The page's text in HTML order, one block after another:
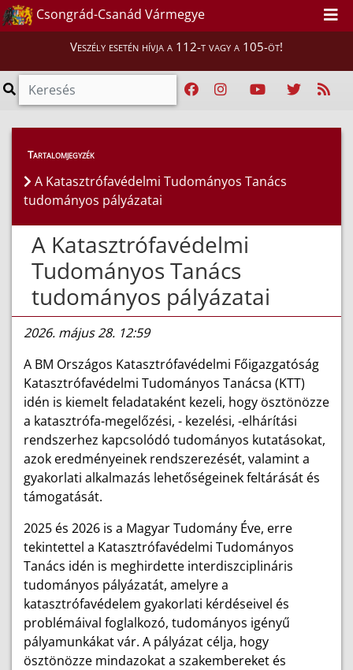
Csongrád-Csanád Vármegye
Veszély esetén hívja a 112-t vagy a 105-öt!
Híreink > Hírek
Tartalomjegyzék
A Katasztrófavédelmi Tudományos Tanács
tudományos pályázatai
A Katasztrófavédelmi
Tudományos Tanács
tudományos pályázatai
2026. május 28. 12:59
A BM Országos Katasztrófavédelmi Főigazgatóság
Katasztrófavédelmi Tudományos Tanácsa (KTT)
idén is kiemelt feladataként kezeli, hogy ösztönözze
a katasztrófa-megelőzési, - kezelési, -elhárítási
rendszerhez kapcsolódó tudományos kutatásokat,
azok eredményeinek rendszerezését, valamint a
gyakorlati alkalmazás lehetőségeinek feltárását és
támogatását.
2025 és 2026 is a Magyar Tudomány Éve, erre
tekintettel a Katasztrófavédelmi Tudományos
Tanács idén is meghirdette interdiszciplináris
tudományos pályázatát, amelyre a
katasztrófavédelem gyakorlati kérdéseivel és
problémáival foglalkozó, tudományos igényű
pályamunkákat vár. A pályázat célja, hogy
ösztönözze mindazokat a szakembereket és